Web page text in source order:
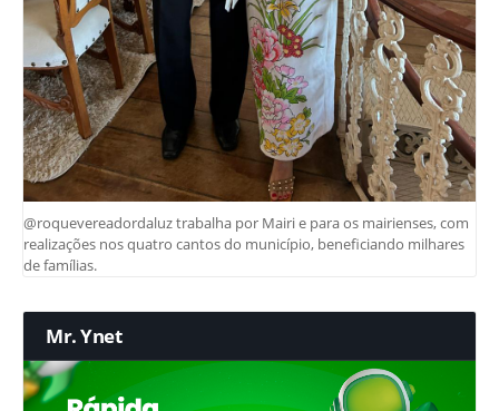
@roquevereadordaluz trabalha por Mairi e para os mairienses, com
realizações nos quatro cantos do município, beneficiando milhares
de famílias.
Mr. Ynet